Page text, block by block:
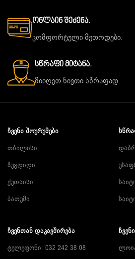
Ონლაინ Შეძენა.
კომფორტული მეთოდები.
Სწრაფი Მიტანა.
მიიღეთ ნივთი სწრაფად.
ᲩᲕᲔᲜᲘ ᲨᲝᲣᲠᲣᲛᲔᲑᲘ
თბილისი
ზუგდიდი
ქუთაისი
ბათუმი
ᲩᲕᲔᲜᲗᲐᲜ ᲓᲐᲙᲐᲕᲨᲘᲠᲔᲑᲐ
ტელეფონი: 032 242 38 08